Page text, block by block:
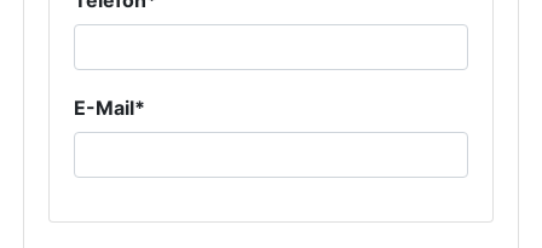
E-Mail*